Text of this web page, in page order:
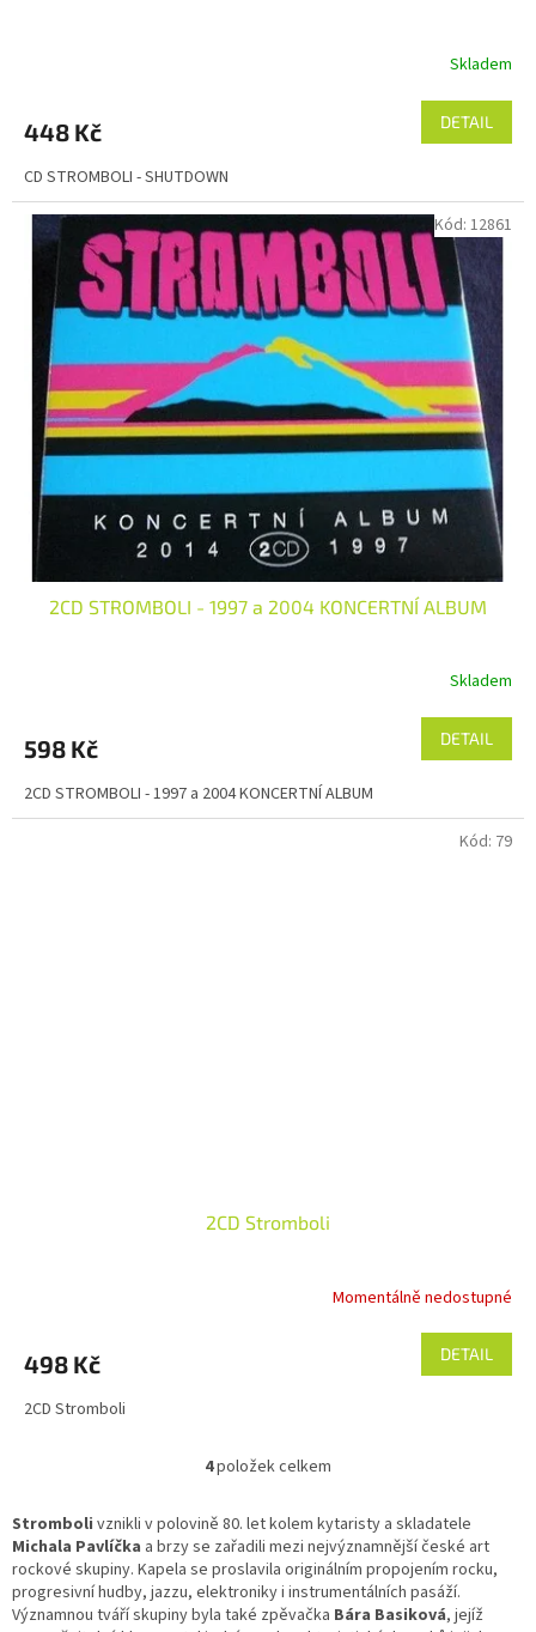
Skladem
448 Kč DETAIL
CD STROMBOLI - SHUTDOWN
2CD STROMBOLI - 1997 a 2004 KONCERTNÍ ALBUM
Skladem
598 Kč DETAIL
2CD STROMBOLI - 1997 a 2004 KONCERTNÍ ALBUM
Kód: 12861
2CD Stromboli
Momentálně nedostupné
498 Kč DETAIL
2CD Stromboli
Kód: 79
O
l
á
d
a
c
4položek celkem
Stromboli vznikli v polovině 80. let kolem kytaristy a skladatele
Michala Pavlíčka a brzy se zařadili mezi nejvýznamnější české art
rockové skupiny. Kapela se proslavila originálním propojením rocku,
progresivní hudby, jazzu, elektroniky i instrumentálních pasáží.
Významnou tváří skupiny byla také zpěvačka Bára Basiková, jejíž